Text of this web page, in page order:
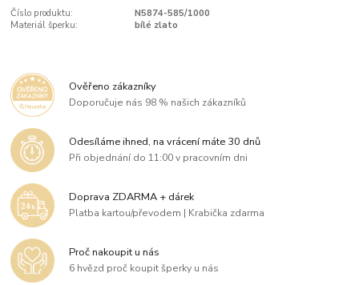
Číslo produktu:
N5874-585/1000
Materiál šperku:
bílé zlato
Ověřeno zákazníky
Doporučuje nás 98 % našich zákazníků
Odesíláme ihned, na vrácení máte 30 dnů
Při objednání do 11:00 v pracovním dni
Doprava ZDARMA + dárek
Platba kartou/převodem | Krabička zdarma
Proč nakoupit u nás
6 hvězd proč koupit šperky u nás